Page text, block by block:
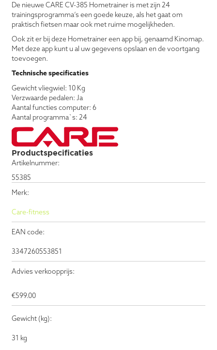
Productspecificaties
Artikelnummer:
55385
Merk:
Care-fitness
EAN code:
3347260553851
Advies verkoopprijs:
€599.00
Gewicht (kg):
31 kg
De nieuwe CARE CV-385 Hometrainer is met zijn 24
trainingsprogramma’s een goede keuze, als het gaat om
praktisch fietsen maar ook met ruime mogelijkheden.
Ook zit er bij deze Hometrainer een app bij, genaamd Kinomap.
Met deze app kunt u al uw gegevens opslaan en de voortgang
toevoegen.
Technische specificaties
Gewicht vliegwiel: 10 Kg
Verzwaarde pedalen: Ja
Aantal functies computer: 6
Aantal programma`s: 24